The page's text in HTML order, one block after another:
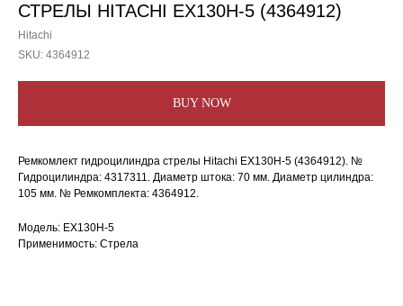
СТРЕЛЫ HITACHI EX130H-5 (4364912)
Hitachi
SKU: 4364912
BUY NOW
Ремкомлект гидроцилиндра стрелы Hitachi EX130H-5 (4364912). №
Гидроцилиндра: 4317311. Диаметр штока: 70 мм. Диаметр цилиндра:
105 мм. № Ремкомплекта: 4364912.
Модель: EX130H-5
Применимость: Стрела